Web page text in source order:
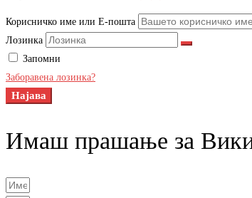
Корисничко име или Е-пошта
Лозинка
Запомни
Заборавена лозинка?
Најава
Имаш прашање за